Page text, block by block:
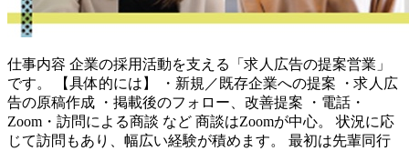
仕事内容 企業の採用活動を支える「求人広告の提案営業」
です。 【具体的には】 ・新規／既存企業への提案 ・求人広
告の原稿作成 ・掲載後のフォロー、改善提案 ・電話・
Zoom・訪問による商談 など 商談はZoomが中心。 状況に応
じて訪問もあり、幅広い経験が積めます。 最初は先輩同行